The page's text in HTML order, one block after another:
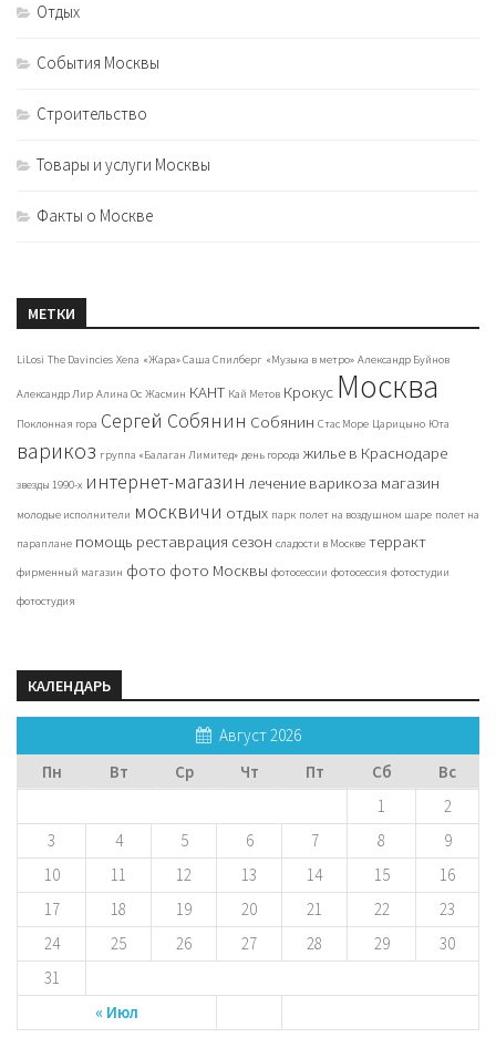
Отдых
События Москвы
Строительство
Товары и услуги Москвы
Факты о Москве
МЕТКИ
LiLosi The Davincies Xena «Жара» Саша Спилберг «Музыка в метро» Александр Буйнов
Александр Лир Алина Ос Жасмин КАНТ Кай Метов Крокус Москва
Поклонная гора Сергей Собянин Собянин Стас Море Царицыно Юта
варикоз группа «Балаган Лимитед» день города жилье в Краснодаре
звезды 1990-х интернет-магазин лечение варикоза магазин
молодые исполнители москвичи отдых парк полет на воздушном шаре полет на
параплане помощь реставрация сезон сладости в Москве терракт
фирменный магазин фото фото Москвы фотосессии фотосессия фотостудии
фотостудия
КАЛЕНДАРЬ
Август 2026
Пн
Вт Ср Чт Пт Сб Вс
« Июл
1
2
3
4 5 6 7 8
9
10
11 12 13 14 15
16
17
18 19 20 21 22
23
24
25 26 27 28 29
30
31